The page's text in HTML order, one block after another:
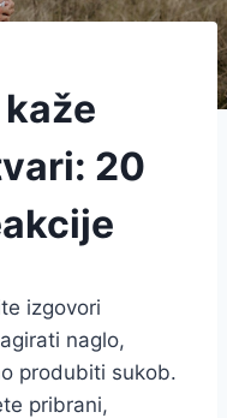
20
izgovori
naglo,
produbiti sukob.
pribrani,